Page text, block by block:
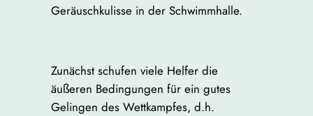
Geräuschkulisse in der Schwimmhalle.
Zunächst schufen viele Helfer die
äußeren Bedingungen für ein gutes
Gelingen des Wettkampfes, d.h.